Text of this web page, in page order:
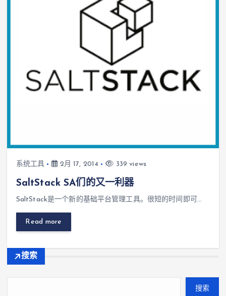
系统工具 2月 17, 2014 339 views
SaltStack SA们的又一利器
SaltStack是一个新的基础平台管理工具。很短的时间即可…
Read more
搜索
搜索